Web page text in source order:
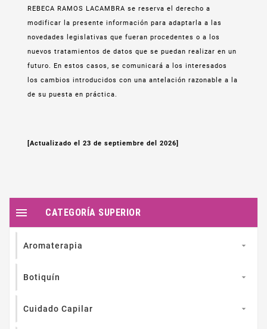
REBECA RAMOS LACAMBRA se reserva el derecho a
modificar la presente información para adaptarla a las
novedades legislativas que fueran procedentes o a los
nuevos tratamientos de datos que se puedan realizar en un
futuro. En estos casos, se comunicará a los interesados
los cambios introducidos con una antelación razonable a la
de su puesta en práctica.
[Actualizado el 23 de septiembre del 2026]
CATEGORÍA SUPERIOR

Aromaterapia 
Botiquín 
Cuidado Capilar 